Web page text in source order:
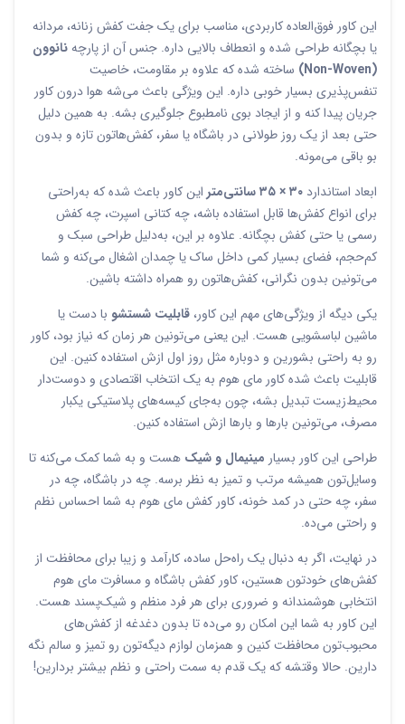
این کاور فوق‌العاده کاربردی، مناسب برای یک جفت کفش زنانه، مردانه
یا بچگانه طراحی شده و انعطاف بالایی داره. جنس آن از پارچهنانوون
(Non-Woven)
ساخته شده که علاوه بر مقاومت، خاصیت
تنفس‌پذیری بسیار خوبی داره. این ویژگی باعث می‌شه هوا درون کاور
جریان پیدا کنه و از ایجاد بوی نامطبوع جلوگیری بشه. به همین دلیل
حتی بعد از یک روز طولانی در باشگاه یا سفر، کفش‌هاتون تازه و بدون
بو باقی می‌مونه.
ابعاد استاندارد ۳۰ × ۳۵ سانتی‌متر
این کاور باعث شده که به‌راحتی
برای انواع کفش‌ها قابل استفاده باشه، چه کتانی اسپرت، چه کفش
رسمی یا حتی کفش بچگانه. علاوه بر این، به‌دلیل طراحی سبک و
کم‌حجم، فضای بسیار کمی داخل ساک یا چمدان اشغال می‌کنه و شما
می‌تونین بدون نگرانی، کفش‌هاتون رو همراه داشته باشین.
یکی دیگه از ویژگی‌های مهم این کاور، قابلیت شستشو با دست یا
ماشین لباسشویی هست. این یعنی می‌تونین هر زمان که نیاز بود، کاور
رو به راحتی بشورین و دوباره مثل روز اول ازش استفاده کنین. این
قابلیت باعث شده کاور مای هوم به یک انتخاب اقتصادی و دوست‌دار
محیط‌زیست تبدیل بشه، چون به‌جای کیسه‌های پلاستیکی یکبار
مصرف، می‌تونین بارها و بارها ازش استفاده کنین.
طراحی این کاور بسیار مینیمال و شیک هست و به شما کمک می‌کنه تا
وسایل‌تون همیشه مرتب و تمیز به نظر برسه. چه در باشگاه، چه در
سفر، چه حتی در کمد خونه، کاور کفش مای هوم به شما احساس نظم
و راحتی می‌ده.
در نهایت، اگر به دنبال یک راه‌حل ساده، کارآمد و زیبا برای محافظت از
کفش‌های خودتون هستین، کاور کفش باشگاه و مسافرت مای هوم
انتخابی هوشمندانه و ضروری برای هر فرد منظم و شیک‌پسند هست.
این کاور به شما این امکان رو می‌ده تا بدون دغدغه از کفش‌های
محبوب‌تون محافظت کنین و همزمان لوازم دیگه‌تون رو تمیز و سالم نگه
دارین. حالا وقتشه که یک قدم به سمت راحتی و نظم بیشتر بردارین!